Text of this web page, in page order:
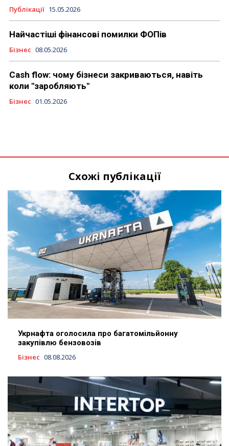
Публікації 15.05.2026
Найчастіші фінансові помилки ФОПів
Бізнес 08.05.2026
Cash flow: чому бізнеси закриваються, навіть
коли "заробляють"
Бізнес 01.05.2026
Схожі публікації
Укрнафта оголосила про багатомільйонну
закупівлю бензовозів
Бізнес 08.08.2026